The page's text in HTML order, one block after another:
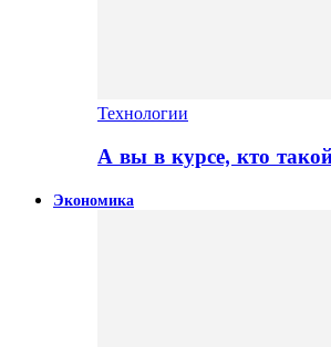
Технологии
А вы в курсе, кто
Экономика